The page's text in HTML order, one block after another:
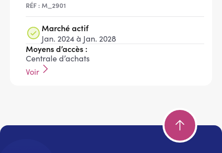
RÉF : M_2901
Marché actif
Jan. 2024 à Jan. 2028
Moyens d’accès :
Centrale d’achats
Voir